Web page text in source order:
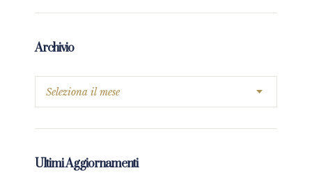
Archivio
Ultimi Aggiornamenti